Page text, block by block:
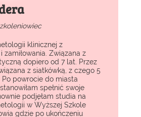
klinicznej z
zamiłowania. Związana z
dopiero od 7 lat. Przez
z siatkówką, z czego 5
Po powrocie do miasta
spełnić swoje
podjęłam studia na
w Wyższej Szkole
gdzie po ukończeniu